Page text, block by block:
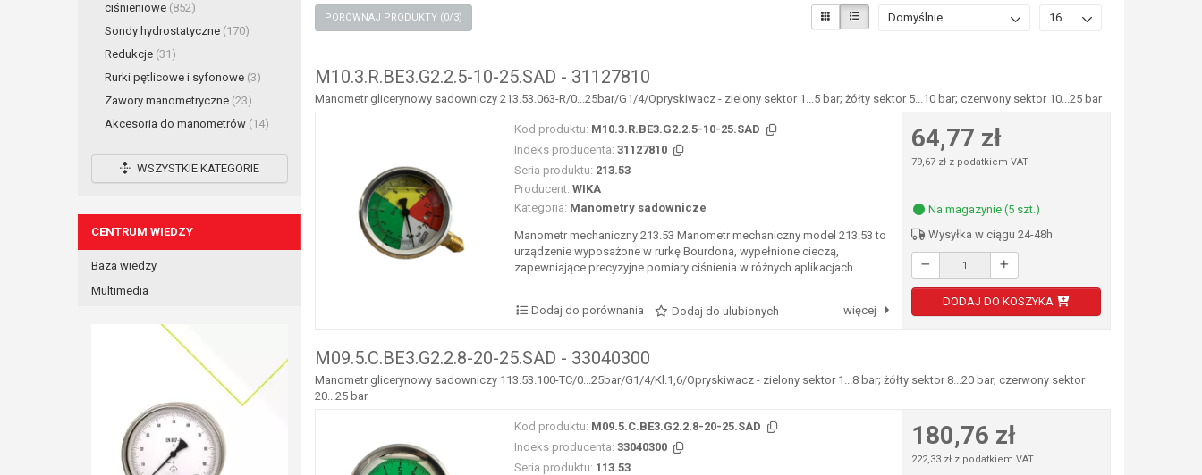
ciśnieniowe (852)
Sondy hydrostatyczne (170)
Redukcje (31)
Rurki pętlicowe i syfonowe (3)
Zawory manometryczne (23)
Akcesoria do manometrów (14)
WSZYSTKIE KATEGORIE
CENTRUM WIEDZY
Baza wiedzy
Multimedia
PORÓWNAJ PRODUKTY (0/3) Domyślnie 16
M10.3.R.BE3.G2.2.5-10-25.SAD - 31127810
Manometr glicerynowy sadowniczy 213.53.063-R/0...25bar/G1/4/Opryskiwacz - zielony sektor 1...5 bar; żółty sektor 5...10 bar; czerwony sektor 10...25 bar
Kod produktu: M10.3.R.BE3.G2.2.5-10-25.SAD
Indeks producenta: 31127810
Seria produktu: 213.53
Producent: WIKA
Kategoria: Manometry sadownicze
Manometr mechaniczny 213.53 Manometr mechaniczny model 213.53 to
urządzenie wyposażone w rurkę Bourdona, wypełnione cieczą,
zapewniające precyzyjne pomiary ciśnienia w różnych aplikacjach...
Dodaj do porównania Dodaj do ulubionych więcej
64,77 zł
79,67 zł z podatkiem VAT
Na magazynie (5 szt.)
Wysyłka w ciągu 24-48h
DODAJ DO KOSZYKA
M09.5.C.BE3.G2.2.8-20-25.SAD - 33040300
Manometr glicerynowy sadowniczy 113.53.100-TC/0...25bar/G1/4/Kl.1,6/Opryskiwacz - zielony sektor 1...8 bar; żółty sektor 8...20 bar; czerwony sektor
20...25 bar
Kod produktu: M09.5.C.BE3.G2.2.8-20-25.SAD
Indeks producenta: 33040300
Seria produktu: 113.53
180,76 zł
222,33 zł z podatkiem VAT